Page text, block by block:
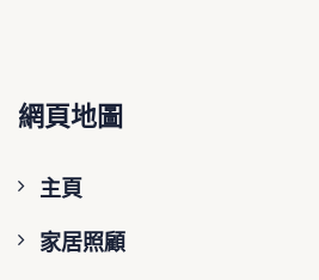
網頁地圖
主頁
家居照顧